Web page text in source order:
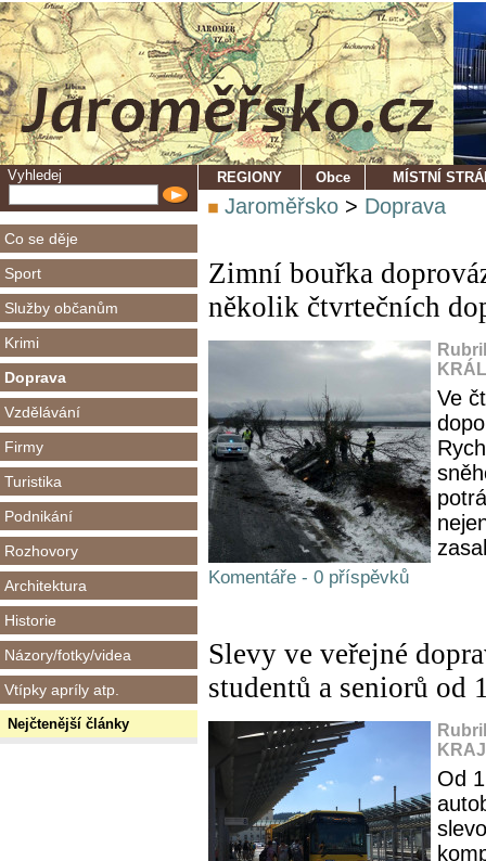
Vyhledej
Co se děje
Sport
Služby občanům
Krimi
Doprava
Vzdělávání
Firmy
Turistika
Podnikání
Rozhovory
Architektura
Historie
Názory/fotky/videa
Vtípky apríly atp.
Nejčtenější články
REGIONY Obce MÍSTNÍ
Jaroměřsko > Doprava
Zimní bouřka
několik čtvrtečních
Ve
Komentáře - 0 příspěvků
Slevy ve veřejné
studentů a seniorů od
Od